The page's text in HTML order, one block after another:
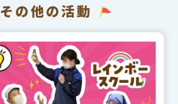
その他の活動